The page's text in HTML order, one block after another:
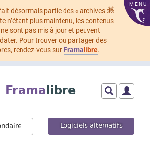
×
désormais partie des « archives de
n’étant plus maintenu, les contenus
ne sont pas mis à jour et peuvent
Pour trouver ou partager des
rendez-vous sur Frama libre.
MENU
Framalibre
menu
formulaire
Logiciels alternatifs